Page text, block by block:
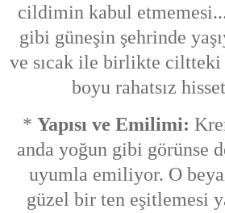
cildimin kabul
gibi güneşin şehrinde
ve sıcak ile birlikte ciltteki
boyu rahatsız
* Yapısı ve Emilimi:
anda yoğun gibi görünse
uyumla emiliyor. O
güzel bir ten eşitlemesi